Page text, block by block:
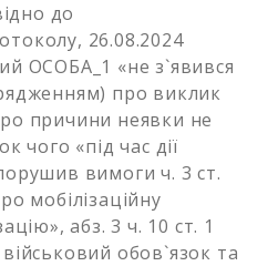
до
26.08.2024
ОСОБА_1 «не з`явився
про виклик
причини неявки не
чого «під час дії
вимоги ч. 3 ст.
мобілізаційну
абз. 3 ч. 10 ст. 1
обов`язок та